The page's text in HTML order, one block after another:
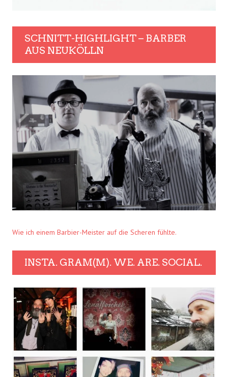
SCHNITT-HIGHLIGHT – BARBER
AUS NEUKÖLLN
Wie ich einem Barbier-Meister auf die Scheren fühlte.
INSTA. GRAM(M). WE. ARE. SOCIAL.